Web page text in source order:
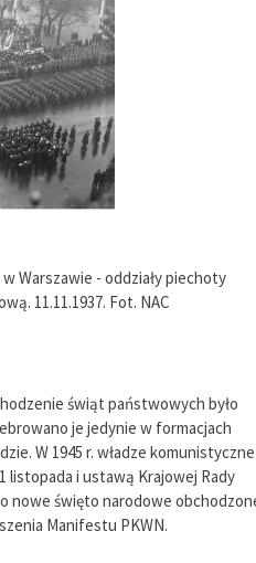
Warszawie - oddziały piechoty
11.11.1937. Fot. NAC
świąt państwowych było
je jedynie w formacjach
W 1945 r. władze komunistyczne
listopada i ustawą Krajowej Rady
nowe święto narodowe
Manifestu PKWN.